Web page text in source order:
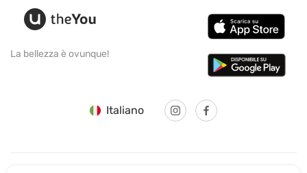
La bellezza è ovunque!
Italiano